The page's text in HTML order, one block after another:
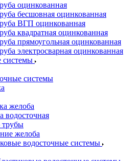
оцинкованная
бесшовная оцинкованная
ВГП оцинкованная
квадратная оцинкованная
прямоугольная оцинкованная
электросварная оцинкованная
системы
системы
желоба
водосточная
трубы
желоба
водосточные системы